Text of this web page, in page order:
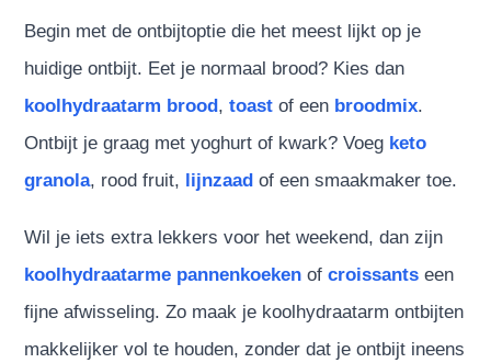
Begin met de ontbijtoptie die het meest lijkt op je
huidige ontbijt. Eet je normaal brood? Kies dan
koolhydraatarm brood,toast of een broodmix.
Ontbijt je graag met yoghurt of kwark? Voeg keto
granola, rood fruit, lijnzaad of een smaakmaker toe.
Wil je iets extra lekkers voor het weekend, dan zijn
koolhydraatarme pannenkoeken ofcroissants een
fijne afwisseling. Zo maak je koolhydraatarm ontbijten
makkelijker vol te houden, zonder dat je ontbijt ineens